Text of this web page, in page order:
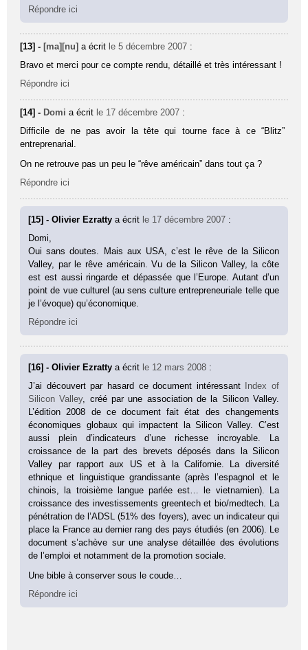
Répondre ici
[13] - [ma][nu] a écrit le 5 décembre 2007 :
Bravo et merci pour ce compte rendu, détaillé et très intéressant !
Répondre ici
[14] - Domi a écrit le 17 décembre 2007 :
Difficile de ne pas avoir la tête qui tourne face à ce “Blitz”
entreprenarial.
On ne retrouve pas un peu le “rêve américain” dans tout ça ?
Répondre ici
[15] - Olivier Ezrattya écrit le 17 décembre 2007 :
Domi,
Oui sans doutes. Mais aux USA, c’est le rêve de la Silicon
Valley, par le rêve américain. Vu de la Silicon Valley, la côte
est est aussi ringarde et dépassée que l’Europe. Autant d’un
point de vue culturel (au sens culture entrepreneuriale telle que
je l’évoque) qu’économique.
Répondre ici
[16] - Olivier Ezrattya écrit le 12 mars 2008 :
J’ai découvert par hasard ce document intéressant
Index of
Silicon Valley, créé par une association de la Silicon Valley.
L’édition 2008 de ce document fait état des changements
économiques globaux qui impactent la Silicon Valley. C’est
aussi plein d’indicateurs d’une richesse incroyable. La
croissance de la part des brevets déposés dans la Silicon
Valley par rapport aux US et à la Californie. La diversité
ethnique et linguistique grandissante (après l’espagnol et le
chinois, la troisième langue parlée est… le vietnamien). La
croissance des investissements greentech et bio/medtech. La
pénétration de l’ADSL (51% des foyers), avec un indicateur qui
place la France au dernier rang des pays étudiés (en 2006). Le
document s’achève sur une analyse détaillée des évolutions
de l’emploi et notamment de la promotion sociale.
Une bible à conserver sous le coude…
Répondre ici